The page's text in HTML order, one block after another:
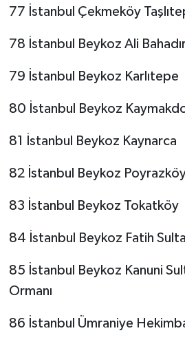
77 İstanbul Çekmeköy
78 İstanbul Beykoz Ali
79 İstanbul Beykoz Karlıtepe
80 İstanbul Beykoz
81 İstanbul Beykoz Kaynarca
82 İstanbul Beykoz
83 İstanbul Beykoz Tokatköy
84 İstanbul Beykoz Fatih
85 İstanbul Beykoz Kanuni
Ormanı
86 İstanbul Ümraniye